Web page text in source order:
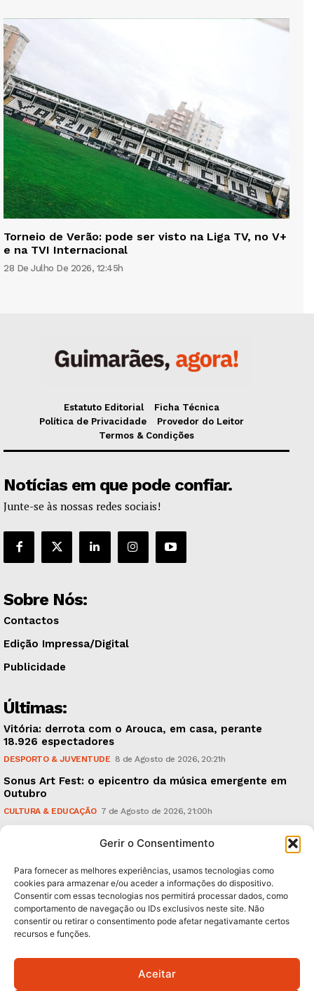
Gerir o Consentimento
Para fornecer as melhores experiências, usamos tecnologias como
cookies para armazenar e/ou aceder a informações do dispositivo.
Consentir com essas tecnologias nos permitirá processar dados, como
comportamento de navegação ou IDs exclusivos neste site. Não
consentir ou retirar o consentimento pode afetar negativamante certos
recursos e funções.
Aceitar
Torneio de Verão: pode ser visto na Liga TV, no V+
e na TVI Internacional
28 De Julho De 2026, 12:45h
Estatuto Editorial
Ficha Técnica
Política de Privacidade
Provedor do Leitor
Termos & Condições
Notícias em que pode confiar.
Junte-se às nossas redes sociais!
Sobre Nós:
Contactos
Edição Impressa/Digital
Publicidade
Últimas:
Vitória: derrota com o Arouca, em casa, perante
18.926 espectadores
DESPORTO & JUVENTUDE 8 de Agosto de 2026, 20:21h
Sonus Art Fest: o epicentro da música emergente em
Outubro
CULTURA & EDUCAÇÃO 7 de Agosto de 2026, 21:00h
Subscreva Newsletter:
QUERO ADERIR